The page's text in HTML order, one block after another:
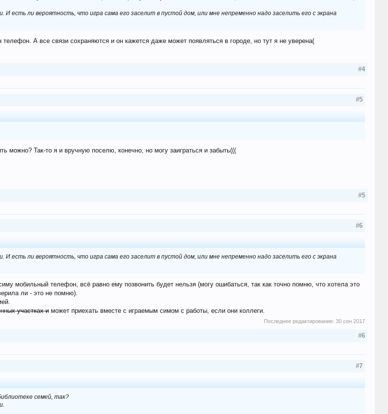
И есть ли вероятность, что игра сама его заселит в пустой дом, или мне непременно надо заселить его с экрана
А все связи сохраняются и он кажется даже может появляться в городе, но тут я не уверена(
#4
#5
можно? Так-то я и вручную поселю, конечно, но могу заиграться и забыть(((
#5
#6
И есть ли вероятность, что игра сама его заселит в пустой дом, или мне непременно надо заселить его с экрана
мобильный телефон, всё равно ему позвонить будет нельзя (могу ошибаться, так как точно помню, что хотела это
ли - это не помню).
участках иможет приехать вместе с играемым симом с работы, если они коллеги.
Последнее редактирование:30 сен 2017
#6
#7
семей, так?